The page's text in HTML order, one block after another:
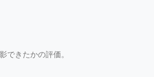
できたかの評価。